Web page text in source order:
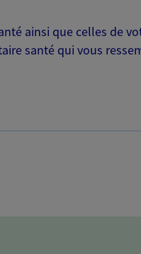
ainsi que celles de
santé qui vous